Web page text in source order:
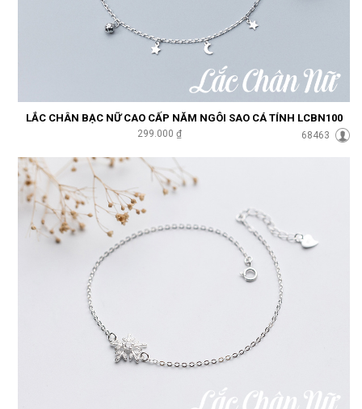
LẮC CHÂN BẠC NỮ CAO CẤP NĂM NGÔI SAO CÁ TÍNH LCBN100
299.000 ₫ 68463